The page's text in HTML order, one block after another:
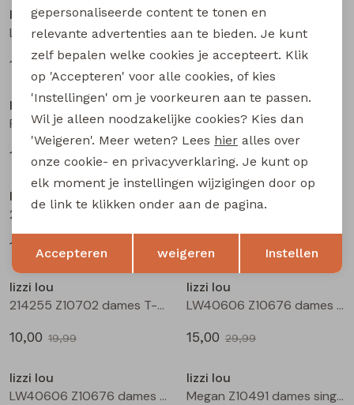
lizzi lou
Lotti Z10479 dames pullover Groen mos
17,50
34,99
lizzi lou
17,50
34,99
Sale
lizzi lou
Pippa Z10480 dames gilet/hes Ecru
15,00
lizzi lou
15,00
29,99
Sale
lizzi lou
214255 Z10702 dames T-shirt km Geel
10,00
19,99
lizzi lou
Sale
lizzi lou
214255 Z10702 dames T-shirt km Groen mos
10,00 19,99
Sale
lizzi lou
LW40606 Z10676 dames rok kort Mos
15,00 29,99
lizzi lou
LW40606 Z10676 dames rok kort Zwart
lizzi lou
Megan Z10491 dames singlet Ecru
Terug Opslaan
gepersonaliseerde content te tonen en
relevante advertenties aan te bieden. Je kunt
zelf bepalen welke cookies je accepteert. Klik
op 'Accepteren' voor alle cookies, of kies
'Instellingen' om je voorkeuren aan te passen.
Wil je alleen noodzakelijke cookies? Kies dan
'Weigeren'. Meer weten? Lees hier alles over
onze cookie- en privacyverklaring. Je kunt op
elk moment je instellingen wijzigingen door op
de link te klikken onder aan de pagina.
Accepteren weigeren Instellen